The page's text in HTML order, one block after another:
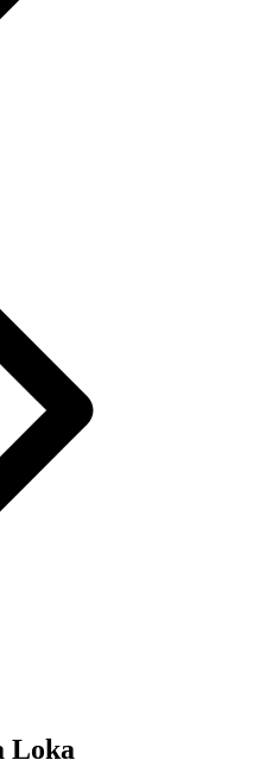
Loka